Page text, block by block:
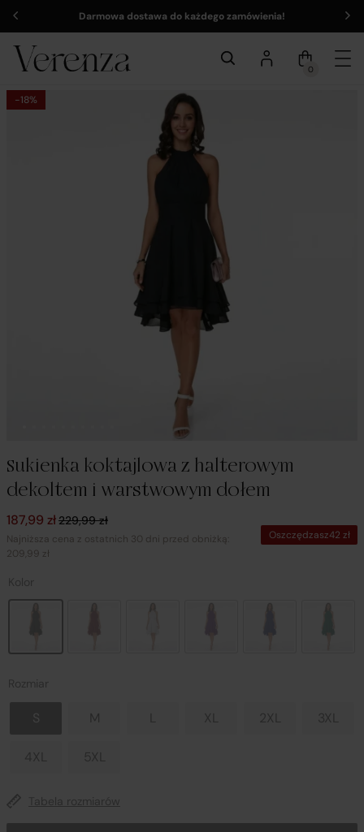
Darmowa dostawa do każdego zamówienia!
0
-18%
Sukienka koktajlowa z halterowym
dekoltem i warstwowym dołem
229,99zł
Pierwotna cena wynosiła: 229,99 zł.
187,99 zł
Aktualna cena wynosi: 187,99 zł.
Najniższa cena z ostatnich 30 dni przed obniżką:
209,99 zł
Oszczędzasz42 zł
Kolor
Rozmiar
S M L XL 2XL 3XL
4XL 5XL
Tabela rozmiarów